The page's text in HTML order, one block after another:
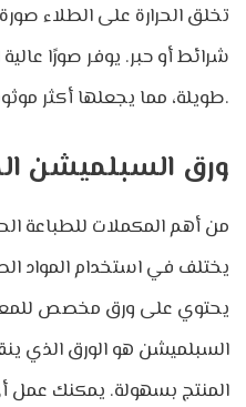
تخلق الحرارة على الطلاء
شرائط أو حبر. يوفر صورًا
طويلة، مما يجعلها أكثر موثوقية وفائدة للمستندات المهمة.
ورق السبلميشن
من أهم المكملات للطباعة
يختلف في استخدام المواد
يحتوي على ورق مخصص
السبلميشن هو الورق الذي
المنتج بسهولة. يمكنك